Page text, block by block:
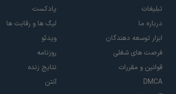
تبلیغات
درباره ما
ابزار توسعه دهندگان
فرصت های شغلی
قوانین و مقررات
DMCA
پادکست
لیگ ها و رقابت ها
ویدئو
روزنامه
نتایج زنده
آنتن